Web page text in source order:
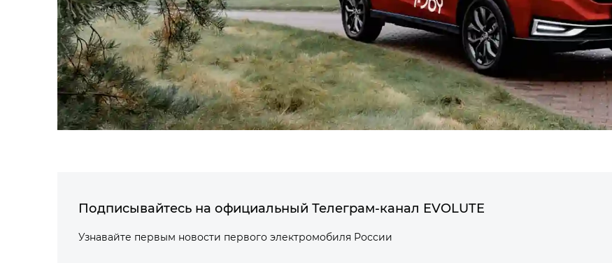
Подписывайтесь на официальный Телеграм-канал EVOLUTE
Узнавайте первым новости первого электромобиля России